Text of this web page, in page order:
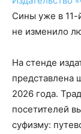
Сины уже в 11-
не изменило
На стенде
представлена
2026 года.
посетителей
суфизму: